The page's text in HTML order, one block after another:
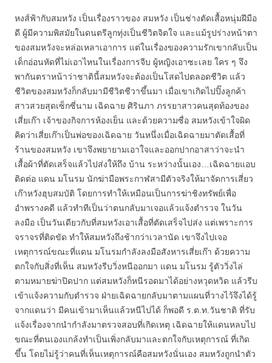
หงส์ฟ้ากับสมหวัง เป็นเรื่องราวของ สมหวัง เป็นช่างตัดเสื้อหนุ่มฝีมือ
ดี ผู้มีความพิสมัยในดนตรีลูกทุ่งเป็นชีวิตจิตใจ และแม้รูปร่างหน้าตา
ของสมหวังจะหล่อเหลาเอาการ แต่ในเรื่องของความรักเขากลับเป็น
เด็กอ่อนหัดที่ไม่เอาไหนในเรื่องการจีบ ผู้หญิงเอาซะเลย ใคร ๆ จึง
พากันตราหน้าว่าชาตินี้สมหวังจะต้องเป็นโสดไปตลอดชีวิต แล้ว
ชีวิตของสมหวังก็กลับมามีชีวิตชีวาขึ้นมา เมื่อเขาเกิดไปปิ๊งลูกค้า
สาวสวยสุดเซ็กซี่นาม เฉิดฉาย ศิรินภา ภรรยาสาวคนสุดท้องของ
เสี่ยเก๊า เจ้าของกิจการห้องเย็น และด้วยความซื่อ สมหวังเข้าใจผิด
คิดว่าเสี่ยเก๊าเป็นพ่อของเฉิดฉาย วันหนึ่งเมื่อเฉิดฉายมาตัดเสื้อที่
ร้านของสมหวัง เขาจึงพยายามเอาใจและออกปากอาสาว่าจะนำ
เสื้อผ้าที่ตัดเสร็จแล้วไปส่งให้ถึง บ้าน ระหว่างนั้นเอง…เฉิดฉายแอบ
ติดต่อ แดน มโนรม นักฆ่ามือพระกาฬสามีตัวจริงให้มาจัดการเสี่ยว
เก๊าหวังฮุบสมบัติ โดยการทำให้เหมือนเป็นการฆ่าชิงทรัพย์เพื่อ
อำพรางคดี แล้วทำทีเป็นว่าตนกลับมาเจอแล้วแจ้งตำรวจ ในวัน
ลงมือ เป็นวันเดียวกับที่สมหวังเอาเสื้อที่ตัดเสร็จไปส่ง แต่เพราะการ
จราจรที่ติดขัด ทำให้สมหวังถึงช้ากว่าเวลานัด เขาจึงไปเจอ
เหตุการณ์ขณะที่แดน มโนรมกำลังลงมือสังหารเสี่ยเก๊า ด้วยความ
ตกใจกับสิ่งที่เห็น สมหวังรีบวิ่งหนีออกมา แดน มโนรม รู้ตัววิ่งไล่
ตามหมายฆ่าปิดปาก แต่สมหวังก็หนีรอดมาได้อย่างหวุดหวิด แล้วรีบ
เข้าแจ้งความกับตำรวจ ฝ่ายเฉิดฉายกลับมาตามแผนที่วางไว้จึงได้รู้
จากแดนว่า มีคนเข้ามาเห็นแล้วหนีไปได้ ก็พอดี ร.ต.ท.วันชาติ ที่รับ
แจ้งเรื่องจากนำกำลังมาตรวจสอบที่เกิดเหตุ เฉิดฉายให้แดนหลบไป
ขณะที่ตนเองแกล้งทำเป็นเพิ่งกลับมาและตกใจกับเหตุการณ์ ที่เกิด
ขึ้น โดยไม่รู้ว่าคนที่เห็นเหตุการณ์คือสมหวังนั่นเอง สมหวังถูกนำตัว